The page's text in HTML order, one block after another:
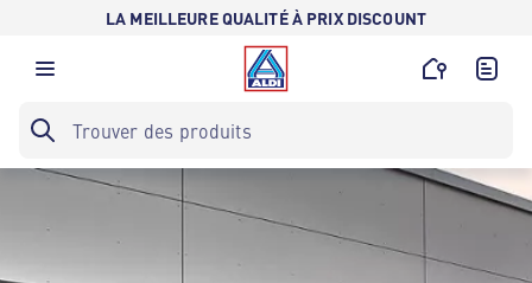
LA MEILLEURE QUALITÉ À PRIX DISCOUNT